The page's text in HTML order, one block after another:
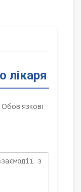
лікаря